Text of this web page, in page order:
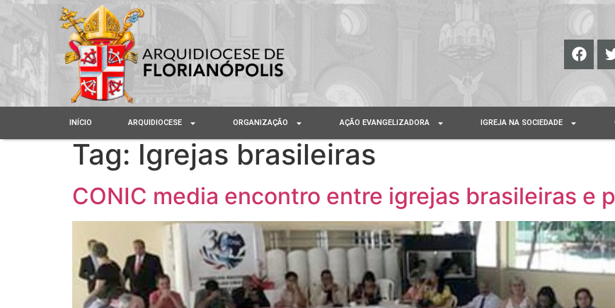
INÍCIO ARQUIDIOCESE ORGANIZAÇÃO AÇÃO EVANGELIZADORA IGREJA NA SOCIEDADE
Tag: Igrejas brasileiras
CONIC media encontro entre igrejas brasileiras e